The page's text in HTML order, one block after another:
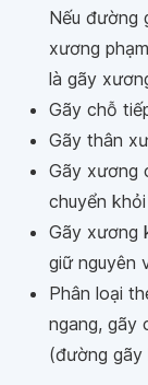
Nếu đường
xương
là gãy
Gãy chỗ
Gãy thân
Gãy xương
chuyển
Gãy xương
giữ nguyên
Phân loại
ngang, gãy
(đường gãy